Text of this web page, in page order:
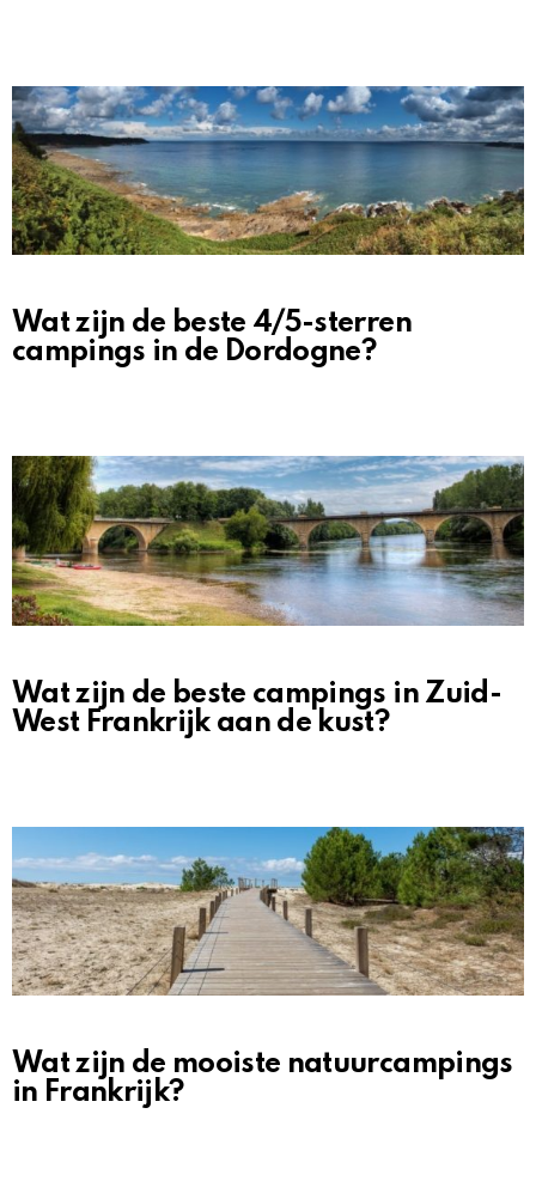
Wat zijn de beste 4/5-sterren
campings in de Dordogne?
Wat zijn de beste campings in Zuid-
West Frankrijk aan de kust?
Wat zijn de mooiste natuurcampings
in Frankrijk?